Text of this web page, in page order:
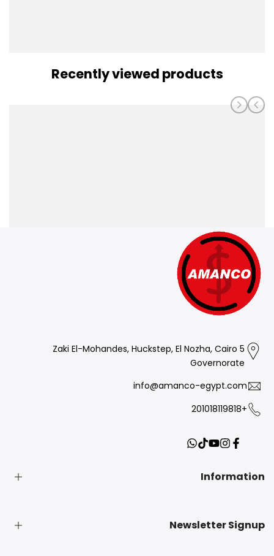
Recently viewed products
5 Zaki El-Mohandes, Huckstep, El Nozha, Cairo
Governorate
info@amanco-egypt.com
+201018119818
Facebook
Instagram
YouTube
TikTok
Translation
Information
بحث
Newsletter Signup